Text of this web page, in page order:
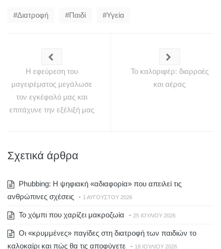
Διατροφή Παιδί Υγεία
Η εφεύρεση του
μαγειρέματος μεγάλωσε
τον εγκέφαλό μας και
επιτάχυνε την εξέλιξή μας
Το καλοριφέρ: διαρροές
και αέρας
Σχετικά άρθρα
Phubbing: Η ψηφιακή «αδιαφορία» που απειλεί τις
ανθρώπινες σχέσεις - 1 ΑΥΓΟΎΣΤΟΥ 2026
To χόμπι που χαρίζει μακροζωία - 25 ΙΟΥΛΊΟΥ 2026
Οι «κρυμμένες» παγίδες στη διατροφή των παιδιών το
καλοκαίρι και πώς θα τις αποφύγετε - 18 ΙΟΥΛΊΟΥ 2026